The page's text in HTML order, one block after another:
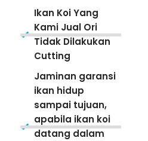
Ikan Koi Yang
Kami Jual Ori
Tidak Dilakukan
Cutting
Jaminan garansi
ikan hidup
sampai tujuan,
apabila ikan koi
datang dalam